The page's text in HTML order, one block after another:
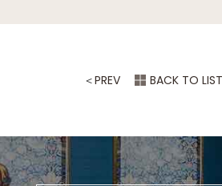
ます。
いい，ご利用いただいたサービス
用の方法，ご利用環境，郵便番号
齢，ユーザーのIPアドレス，クッ
報，端末の個体識別情報などを指し
＜PREV BACK TO LIST